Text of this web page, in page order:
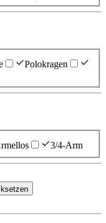
Polokragen
3/4-Arm